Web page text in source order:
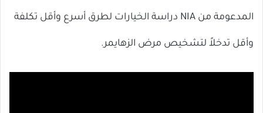
المدعومة من NIA دراسة الخيارات لطرق أسرع وأقل تكلفة
وأقل تدخلاً لتشخيص مرض الزهايمر.